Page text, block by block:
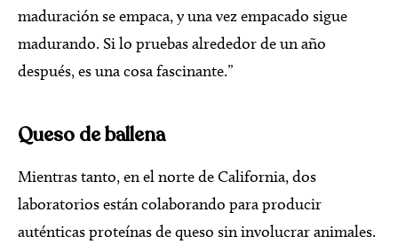
maduración se empaca, y una vez empacado sigue
madurando. Si lo pruebas alrededor de un año
después, es una cosa fascinante.”
Queso de ballena
Mientras tanto, en el norte de California, dos
laboratorios están colaborando para producir
auténticas proteínas de queso sin involucrar animales.